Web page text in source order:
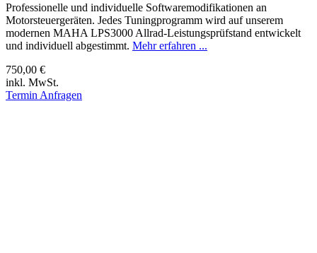
Professionelle und individuelle Softwaremodifikationen an
Motorsteuergeräten. Jedes Tuningprogramm wird auf unserem
modernen MAHA LPS3000 Allrad-Leistungsprüfstand entwickelt
und individuell abgestimmt. Mehr erfahren ...
750,00 €
inkl. MwSt.
Termin Anfragen